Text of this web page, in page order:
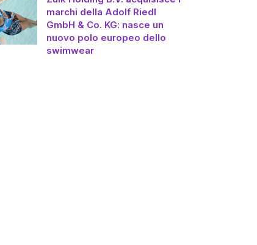
marchi della Adolf Riedl
GmbH & Co. KG: nasce un
nuovo polo europeo dello
swimwear